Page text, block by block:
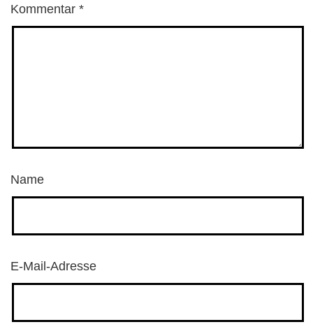
Kommentar *
Name
E-Mail-Adresse